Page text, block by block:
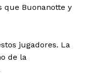
que Buonanotte y
jugadores. La
de la